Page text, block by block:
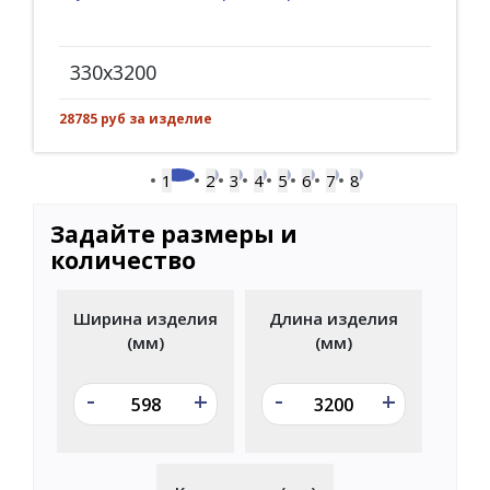
330x3200
28785 руб за изделие
1 2 3 4 5 6 7 8
Задайте размеры и
количество
Ширина изделия
(мм)
- +
Длина изделия
(мм)
- +